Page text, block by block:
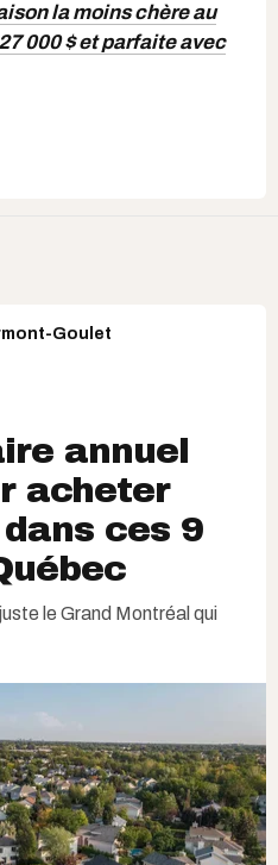
la moins chère au
000 $ et parfaite avec
Goulet
annuel
acheter
ces 9
le Grand Montréal qui